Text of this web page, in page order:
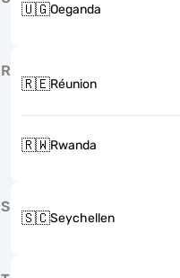
🇺🇬Oeganda
R
🇷🇪Réunion
🇷🇼Rwanda
S
🇸🇨Seychellen